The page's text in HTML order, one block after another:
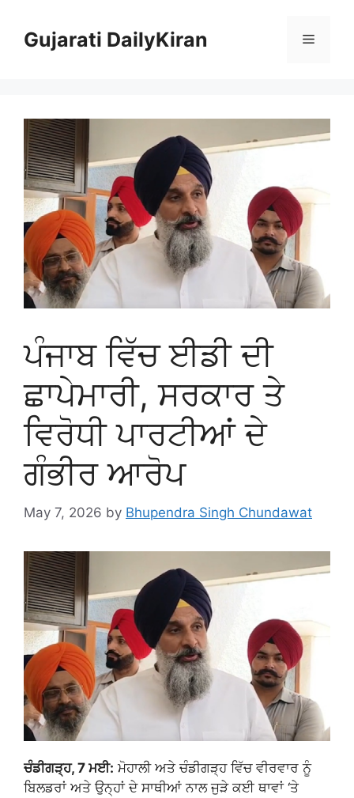
contentGujarati DailyKiran Menu
ਪੰਜਾਬ ਵਿੱਚ ਈਡੀ ਦੀ
ਛਾਪੇਮਾਰੀ, ਸਰਕਾਰ ਤੇ
ਵਿਰੋਧੀ ਪਾਰਟੀਆਂ ਦੇ
ਗੰਭੀਰ ਆਰੋਪ
May 7, 2026 by Bhupendra Singh Chundawat
ਚੰਡੀਗੜ੍ਹ, 7 ਮਈ: ਮੋਹਾਲੀ ਅਤੇ ਚੰਡੀਗੜ੍ਹ ਵਿੱਚ ਵੀਰਵਾਰ ਨੂੰ
ਬਿਲਡਰਾਂ ਅਤੇ ਉਨ੍ਹਾਂ ਦੇ ਸਾਥੀਆਂ ਨਾਲ ਜੁੜੇ ਕਈ ਥਾਵਾਂ ‘ਤੇ